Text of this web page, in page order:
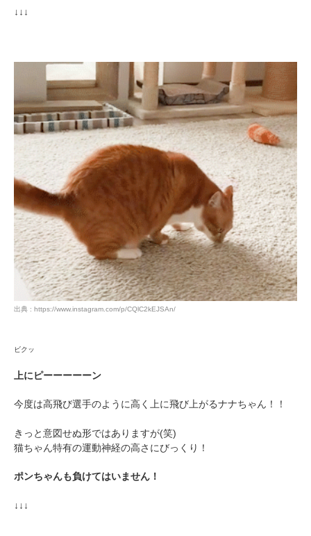
↓↓↓
出典 : https://www.instagram.com/p/CQlC2kEJSAn/
ビクッ
上にピーーーーーン
今度は高飛び選手のように高く上に飛び上がるナナちゃん！！
きっと意図せぬ形ではありますが(笑)
猫ちゃん特有の運動神経の高さにびっくり！
ポンちゃんも負けてはいません！
↓↓↓
閉じる
pecodogs
いぬ部をフォロー
pecocats
ねこ部をフォロー
PECOアプリをダウンロード済みの方
アプリで開く